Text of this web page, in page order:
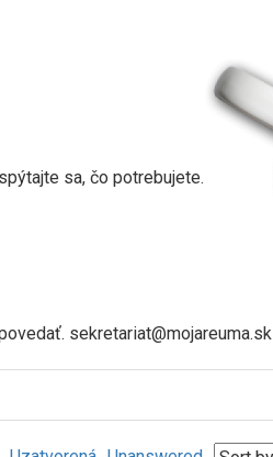
sa, čo potrebujete.
sekretariat@mojareuma.sk